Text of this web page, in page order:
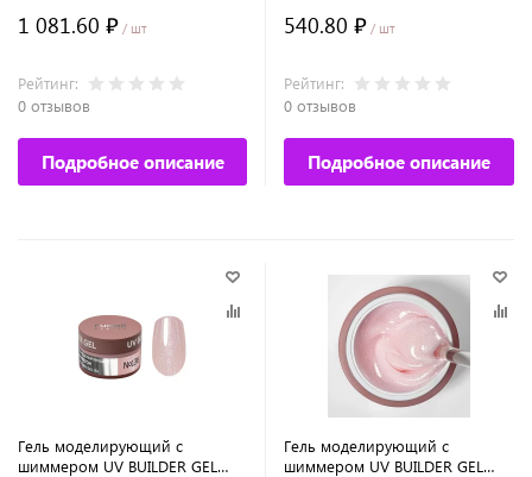
1 081.60 ₽ / шт
Рейтинг:
0 отзывов
Подробное описание
540.80 ₽ / шт
Рейтинг:
0 отзывов
Подробное описание
Гель моделирующий с
шиммером UV BUILDER GEL
Гель моделирующий с
шиммером UV BUILDER GEL